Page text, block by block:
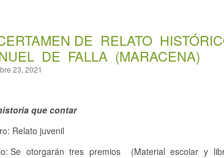
DE RELATO
DE FALLA (MARACENA)
23, 2021
que contar
Relato juvenil
Se otorgarán tres premios (Material escolar y